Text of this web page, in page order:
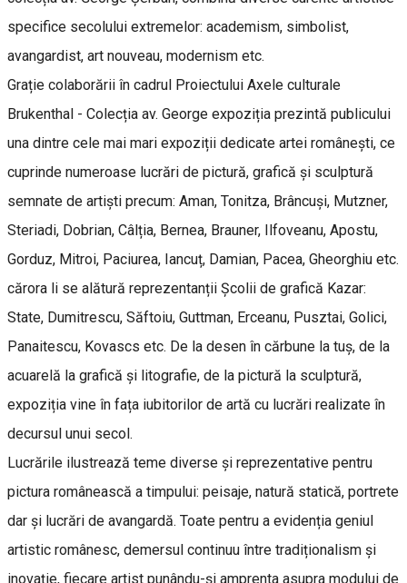
specifice secolului extremelor: academism, simbolist,
avangardist, art nouveau, modernism etc.
Grație colaborării în cadrul Proiectului Axele culturale
Brukenthal - Colecția av. George expoziția prezintă publicului
una dintre cele mai mari expoziții dedicate artei românești, ce
cuprinde numeroase lucrări de pictură, grafică și sculptură
semnate de artiști precum: Aman, Tonitza, Brâncuși, Mutzner,
Steriadi, Dobrian, Câlția, Bernea, Brauner, Ilfoveanu, Apostu,
Gorduz, Mitroi, Paciurea, Iancuț, Damian, Pacea, Gheorghiu etc.
cărora li se alătură reprezentanții Școlii de grafică Kazar:
State, Dumitrescu, Săftoiu, Guttman, Erceanu, Pusztai, Golici,
Panaitescu, Kovascs etc. De la desen în cărbune la tuș, de la
acuarelă la grafică și litografie, de la pictură la sculptură,
expoziția vine în fața iubitorilor de artă cu lucrări realizate în
decursul unui secol.
Lucrările ilustrează teme diverse și reprezentative pentru
pictura românească a timpului: peisaje, natură statică, portrete
dar și lucrări de avangardă. Toate pentru a evidenția geniul
artistic românesc, demersul continuu între tradiționalism și
inovație, fiecare artist punându-și amprenta asupra modului de